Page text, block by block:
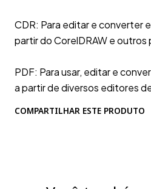
CDR: Para editar e converter
partir do CorelDRAW e outros
PDF: Para usar, editar e
a partir de diversos editores
COMPARTILHAR ESTE PRODUTO